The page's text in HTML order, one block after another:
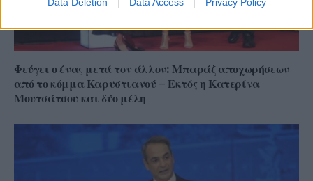
Φεύγει ο ένας μετά τον άλλον: Μπαράζ αποχωρήσεων
από το κόμμα Καρυστιανού – Εκτός η Κατερίνα
Μουτσάτσου και δύο μέλη